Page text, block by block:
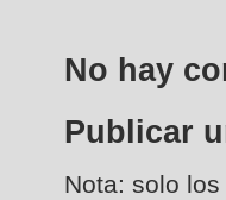
No hay
Publicar
Nota: solo